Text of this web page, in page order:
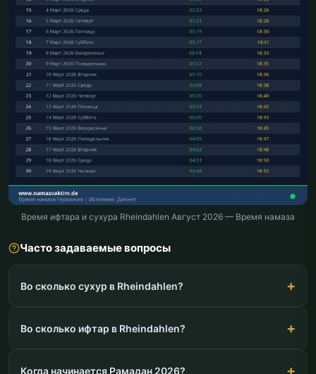
Время ифтара и сухура Rheindahlen Август 2026 — Время намаза
Часто задаваемые вопросы
Во сколько сухур в Rheindahlen?
Во сколько ифтар в Rheindahlen?
Когда начинается Рамадан 2026?